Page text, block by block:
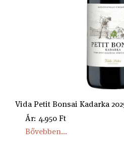
Vida Petit Bonsai Kadarka
Ár: 4.950 Ft
Bővebben...